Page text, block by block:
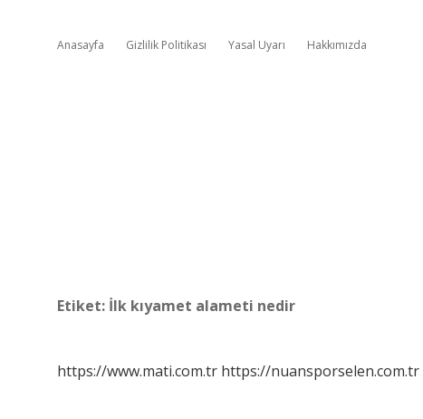
Anasayfa Gizlilik Politikası Yasal Uyarı Hakkımızda
Etiket: İlk kıyamet alameti nedir
https://www.mati.com.tr https://nuansporselen.com.tr